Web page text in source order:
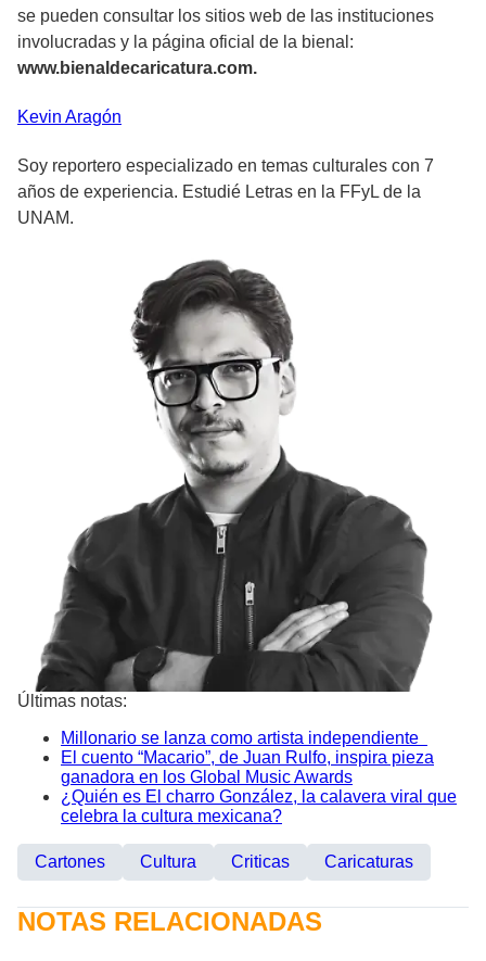
se pueden consultar los sitios web de las instituciones
involucradas y la página oficial de la bienal:
www.bienaldecaricatura.com.
Kevin Aragón
Soy reportero especializado en temas culturales con 7
años de experiencia. Estudié Letras en la FFyL de la
UNAM.
Últimas notas:
Millonario se lanza como artista independiente
El cuento “Macario”, de Juan Rulfo, inspira pieza
ganadora en los Global Music Awards
¿Quién es El charro González, la calavera viral que
celebra la cultura mexicana?
Cartones Cultura Criticas Caricaturas
NOTAS RELACIONADAS